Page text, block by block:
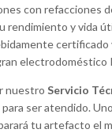
con refacciones
rendimiento y vida
certificado
electrodoméstico
nuestro Servicio
ser atendido.
tu artefacto el
amable y